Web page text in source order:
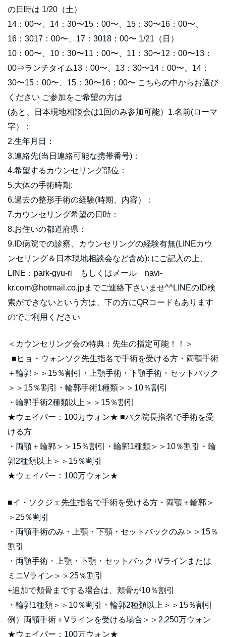
の日時は 1/20（土）
14：00〜、14：30〜15：00〜、15：30〜16：00〜、
16：3017：00〜、17：3018：00〜 1/21（日）
10：00〜、10：30〜11：00〜、11：30〜12：00〜13：
00⇒ランチタイム13：00〜、13：30〜14：00〜、14：
30〜15：00〜、15：30〜16：00〜 こちらの中からお選び
ください ご参加をご希望の方は
(あと、日本現地相談会は1回のみ参加可能）1.名前(ローマ
字）：
2.生年月日：
3.連絡先(当日連絡可能な携帯番号)：
4.希望するカウンセリング部位：
5.大体の手術時期:
6.過去の整形手術の経験(時期、内容）：
7.カウンセリング希望の日時：
8.お住いの都道府県：
9.ID病院での診察、カウンセリングの経験有無(LINEカウ
ンセリング＆日本現地相談会など含め): にご記入の上、
LINE：park-gyu-ri もしくはメール navi-
kr.com@hotmail.co.jpまでご連絡下さいませ^^LINEのID検
索ができないという方は、下の方にQRコードもあります
のでご利用ください
＜カウンセリング会の特典：先生の指定可能！！＞
■ヒョ・ウォンソク先生指名で手術を受ける方・両顎手術
＋輪郭＞＞15％割引・上顎手術・下顎手術・セットバック
＞＞15％割引・輪郭手術1種類＞＞10％割引
・輪郭手術2種類以上＞＞15％割引
★ウェイパー：100万ウォン★ ■パク院長指名で手術を受
ける方
・両顎＋輪郭＞＞15％割引・輪郭1種類＞＞10％割引・輪
郭2種類以上＞＞15％割引
★ウェイパー：100万ウォン★
■イ・ソクジェ先生指名で手術を受ける方・両顎＋輪郭＞
＞25％割引
・両顎手術のみ・上顎・下顎・セットバックのみ＞＞15％
割引
・両顎手術・上顎・下顎・セットバック+Vラインまたは
ミニVライン＞＞25％割引
+追加で頬骨までする場合は、頬骨が10％割引
・輪郭1種類＞＞10％割引・輪郭2種類以上＞＞15％割引
例）両顎手術＋Vラインを受ける場合＞＞2,250万ウォン
★ウェイパー：100万ウォン★